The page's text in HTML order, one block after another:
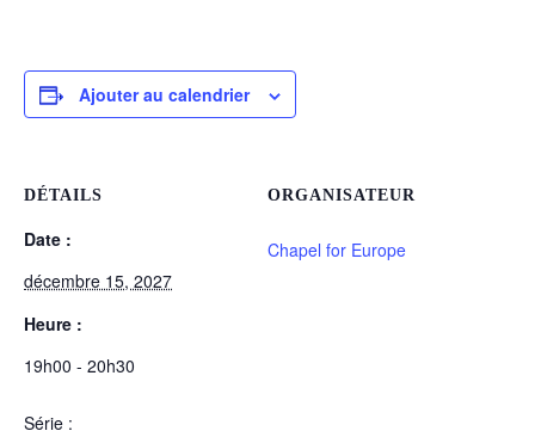
Ajouter au calendrier
DÉTAILS
Date :
décembre 15, 2027
Heure :
19h00 - 20h30
Série :
ORGANISATEUR
Chapel for Europe